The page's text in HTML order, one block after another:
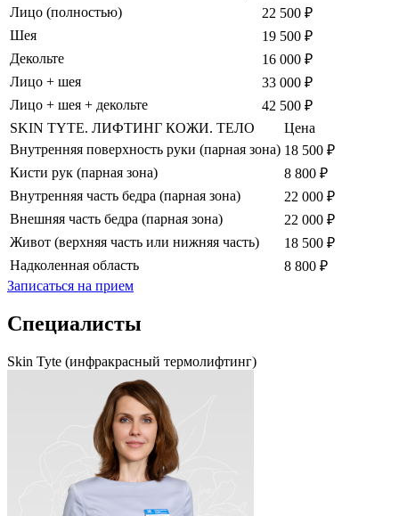
Лицо (полностью)
22 500 ₽
Шея
19 500 ₽
Декольте
16 000 ₽
Лицо + шея
33 000 ₽
Лицо + шея + декольте
42 500 ₽
SKIN TYTE. ЛИФТИНГ КОЖИ. ТЕЛО
Цена
Внутренняя поверхность руки (парная зона) 18 500 ₽
Кисти рук (парная зона)
8 800 ₽
Внутренняя часть бедра (парная зона)
22 000 ₽
Внешняя часть бедра (парная зона)
22 000 ₽
Живот (верхняя часть или нижняя часть)
18 500 ₽
Надколенная область
8 800 ₽
Записаться на прием
Специалисты
Skin Tyte (инфракрасный термолифтинг)